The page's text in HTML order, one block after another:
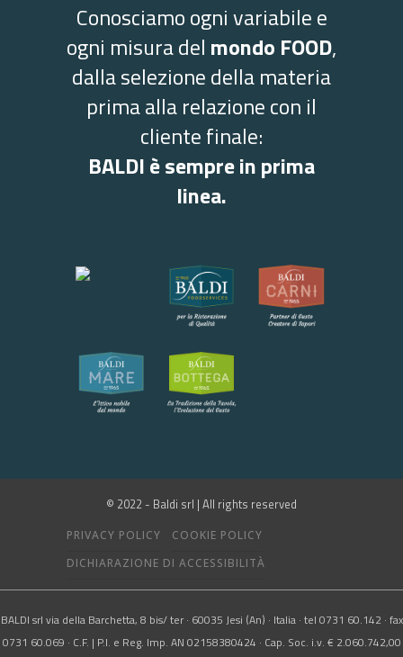
Conosciamo ogni variabile e
ogni misura del mondo FOOD,
dalla selezione della materia
prima alla relazione con il
cliente finale:
BALDI è sempre in prima
linea.
© 2022 - Baldi srl | All rights reserved
PRIVACY POLICY
COOKIE POLICY
DICHIARAZIONE DI ACCESSIBILITÀ
BALDI srl via della Barchetta, 8 bis/ ter · 60035 Jesi (An) · Italia · tel 0731 60.142 · fax
0731 60.069 · C.F. | P.I. e Reg. Imp. AN 02158380424 · Cap. Soc. i.v. € 2.060.742,00